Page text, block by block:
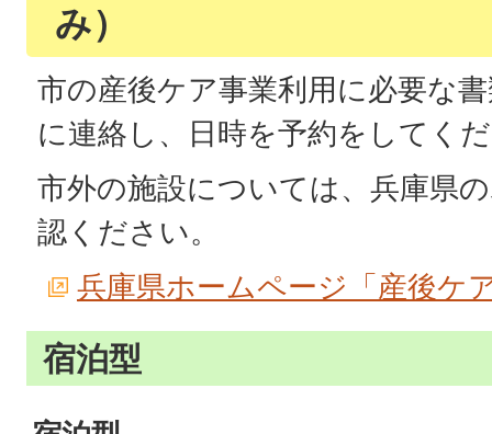
み）
市の産後ケア事業利用に必要な
に連絡し、日時を予約をしてく
市外の施設については、兵庫県
認ください。
兵庫県ホームページ「産後ケ
宿泊型